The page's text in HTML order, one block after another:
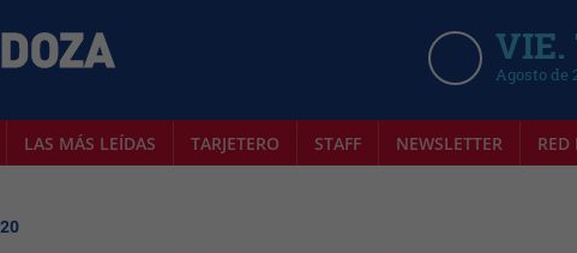
VIE.
Agosto de
LAS MÁS LEÍDAS TARJETERO STAFF NEWSLETTER RED